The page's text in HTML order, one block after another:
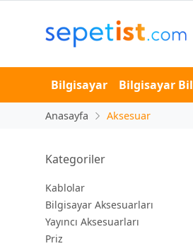
Bilgisayar Bilgisayar
Anasayfa Aksesuar
Kategoriler
Kablolar
Bilgisayar Aksesuarları
Yayıncı Aksesuarları
Priz